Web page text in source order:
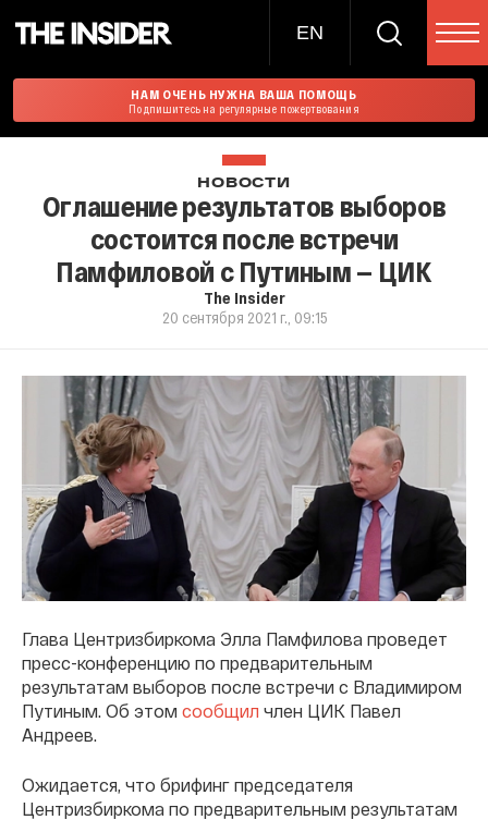
EN
НАМ ОЧЕНЬ НУЖНА ВАША ПОМОЩЬ
Подпишитесь на регулярные пожертвования
НОВОСТИ
Оглашение результатов выборов
состоится после встречи
Памфиловой с Путиным — ЦИК
The Insider
20 сентября 2021 г., 09:15
Глава Центризбиркома Элла Памфилова проведет
пресс-конференцию по предварительным
результатам выборов после встречи с Владимиром
Путиным. Об этом сообщил член ЦИК Павел
Андреев.
Ожидается, что брифинг председателя
Центризбиркома по предварительным результатам